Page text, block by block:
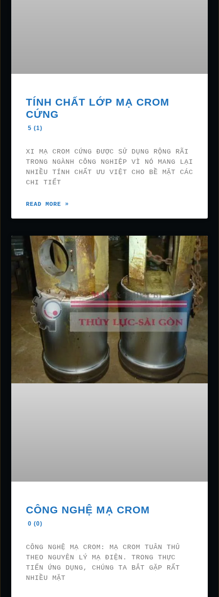
TÍNH CHẤT LỚP MẠ CROM
CỨNG
5 (1)
XI MẠ CROM CỨNG ĐƯỢC SỬ DỤNG RỘNG RÃI
TRONG NGÀNH CÔNG NGHIỆP VÌ NÓ MANG LẠI
NHIỀU TÍNH CHẤT ƯU VIỆT CHO BỀ MẶT CÁC
CHI TIẾT
READ MORE »
CÔNG NGHỆ MẠ CROM
0 (0)
CÔNG NGHỆ MẠ CROM: MẠ CROM TUÂN THỦ
THEO NGUYÊN LÝ MẠ ĐIỆN. TRONG THỰC
TIỂN ỨNG DỤNG, CHÚNG TA BẮT GẶP RẤT
NHIỀU MẶT